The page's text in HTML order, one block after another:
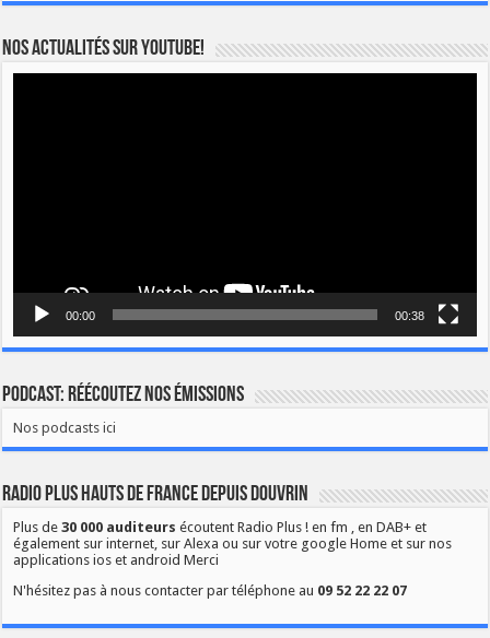
Nos actualités sur YOUTUBE!
00:00 00:38
Podcast: Réécoutez nos émissions
Nos podcasts ici
Radio Plus Hauts de France depuis Douvrin
Plus de30 000 auditeurs écoutent Radio Plus ! en fm , en DAB+ et
également sur internet, sur Alexa ou sur votre google Home et sur nos
applications ios et android Merci
N'hésitez pas à nous contacter par téléphone au 09 52 22 22 07